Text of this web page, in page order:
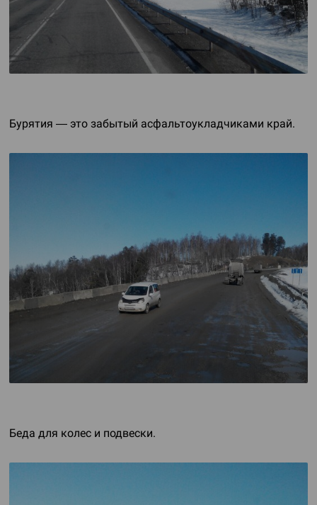
Бурятия — это забытый асфальтоукладчиками край.
Беда для колес и подвески.